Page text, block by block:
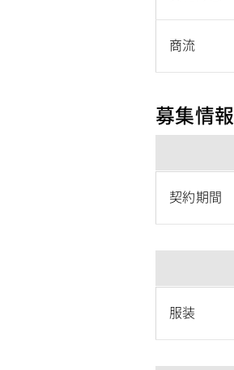
商流
募集情報
契約期間
服装